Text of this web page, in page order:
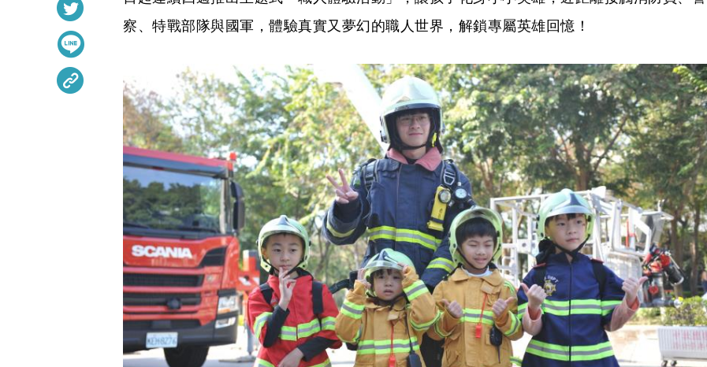
察、特戰部隊與國軍，體驗真實又夢幻的職人世界，解鎖專屬英雄回憶！